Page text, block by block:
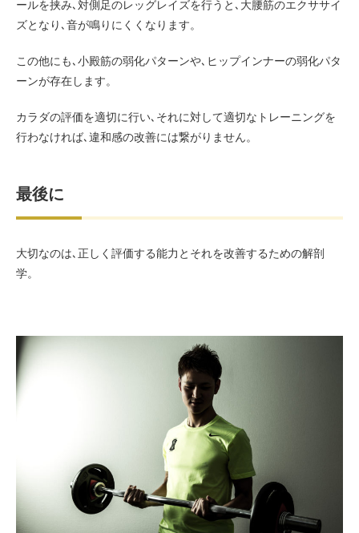
ールを挟み､対側足のレッグレイズを行うと､大腰筋のエクササイ
ズとなり､音が鳴りにくくなります。
この他にも､小殿筋の弱化パターンや､ヒップインナーの弱化パタ
ーンが存在します。
カラダの評価を適切に行い､それに対して適切なトレーニングを
行わなければ､違和感の改善には繋がりません。
最後に
大切なのは､正しく評価する能力とそれを改善するための解剖
学。